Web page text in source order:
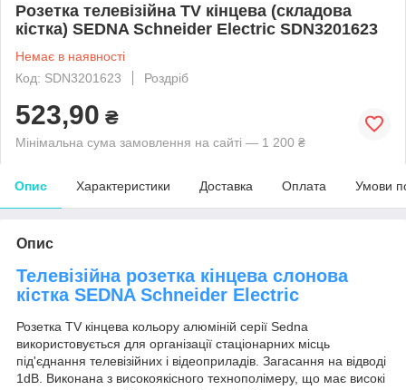
Розетка телевізійна TV кінцева (складова
кістка) SEDNA Schneider Electric SDN3201623
Немає в наявності
Код: SDN3201623
Роздріб
523,90 ₴
Мінімальна сума замовлення на сайті — 1 200 ₴
Опис Характеристики Доставка Оплата Умови
Опис
Телевізійна розетка кінцева слонова
кістка SEDNA Schneider Electric
Розетка TV кінцева кольору алюміній серії Sedna
використовується для організації стаціонарних місць
під'єднання телевізійних і відеоприладів. Загасання на відводі
1dB. Виконана з високоякісного технополімеру, що має високі